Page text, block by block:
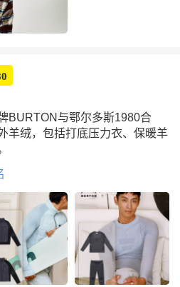
BURTON与鄂尔多斯1980合
羊绒，包括打底压力衣、保暖羊